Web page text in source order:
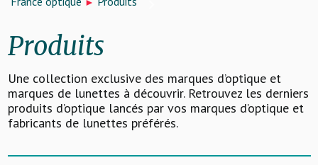
Produits
Une collection exclusive des marques d’optique et
marques de lunettes à découvrir. Retrouvez les derniers
produits d’optique lancés par vos marques d’optique et
fabricants de lunettes préférés.